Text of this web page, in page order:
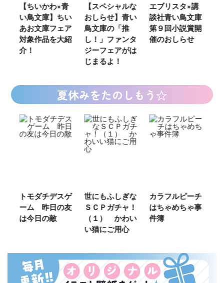
【ちいかわ×青
い鳥文庫】ちい
あお文庫フェア
対象作品を大紹
介！
【スペシャルな
おしらせ】青い
鳥文庫の「推
し！」ファンタ
ジーフェアがは
じまるよ！
エブリスタ×講
談社青い鳥文庫
第９回小説賞開
催のおしらせ
夏休みをたのしもう☆
トモダチデスゲ
ーム 昨日の友
は今日の敵
世にもふしぎな
ＳＣＰガチャ！
（１） かわい
い猫にご用心
カラフルピーチ
はちゃめちゃ事
件簿